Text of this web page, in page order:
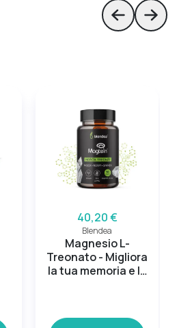
Skip toSkip
40,20 €
Blendea
Magnesio L-
Treonato - Migliora
la tua memoria e la